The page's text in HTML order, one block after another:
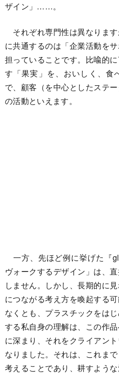
ザイン」……。
それぞれ専門性は異なりま
に共通するのは「企業活動を
担っていることです。比喩的
す「果実」を、おいしく、食
で、顧客（を中心としたステ
の活動といえます。
一方、先ほど例に挙げた『
ヴォークするデザイン」は、
しません。しかし、長期的に
につながる考え方を喚起する
なくとも、プラスチックをは
する私自身の理解は、この作
に深まり、それをクライアン
なりました。それは、これま
考えることであり、耕すよう